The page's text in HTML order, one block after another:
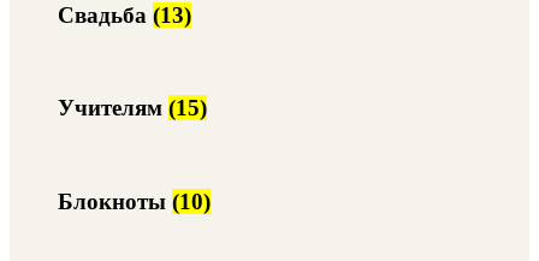
Свадьба (13)
Учителям (15)
Блокноты (10)